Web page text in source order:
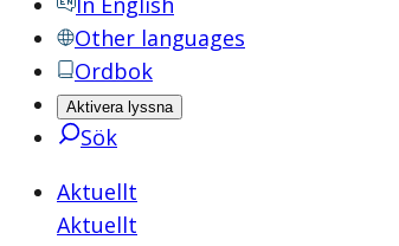
Other languages
Ordbok
Aktivera lyssna
Sök
Aktuellt
Aktuellt